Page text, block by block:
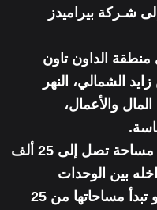
شـركة بيراميدز
منطقة الداون تاون
الشمالي، النهر
والأعمال،
كما تم إنشاء المشروع على مساحة تصل إلى 25 ألف
بين الوحدات
. و تبدأ مساحاتها من 25